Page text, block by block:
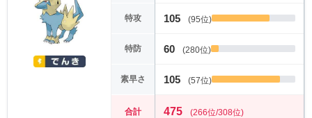
特攻 105 (95位)
特防 60 (280位)
素早さ 105 (57位)
合計 475 (266位/308位)